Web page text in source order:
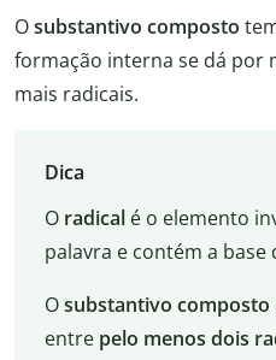
Osubstantivo composto
formação interna se dá por
mais radicais.
Dica
O radicalé o elemento
palavra e contém a base
Osubstantivo composto
entre pelo menos dois